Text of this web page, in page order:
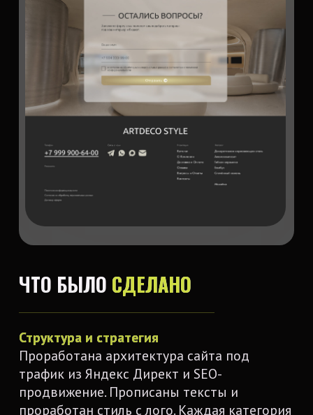
Обсудить проект
Напишите мне и получите
приносит заявки.
Мы свяжемся с вами в течение рабочего дня.
+7
Контакты